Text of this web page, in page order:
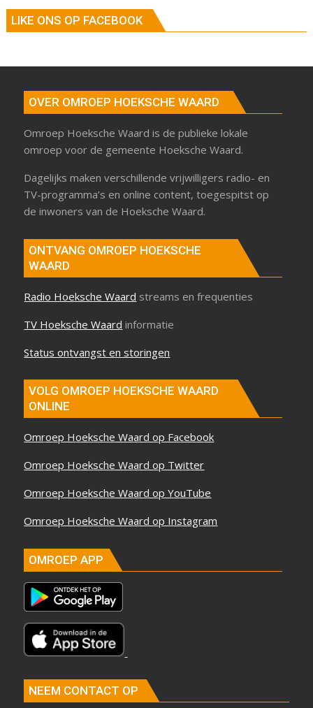
LIKE ONS OP FACEBOOK
OVER OMROEP HOEKSCHE WAARD
Omroep Hoeksche Waard is de publieke lokale
omroep voor de gemeente Hoeksche Waard.
Dagelijks maken verschillende vrijwilligers radio- en
TV-programma’s en online content, toegespitst op
de inwoners van de Hoeksche Waard.
ONTVANG OMROEP HOEKSCHE
WAARD
Radio Hoeksche Waard streams en frequenties
TV Hoeksche Waard informatie
Status ontvangst en storingen
VOLG OMROEP HOEKSCHE WAARD
ONLINE
Omroep Hoeksche Waard op Facebook
Omroep Hoeksche Waard op Twitter
Omroep Hoeksche Waard op YouTube
Omroep Hoeksche Waard op Instagram
OMROEP APP
NEEM CONTACT OP